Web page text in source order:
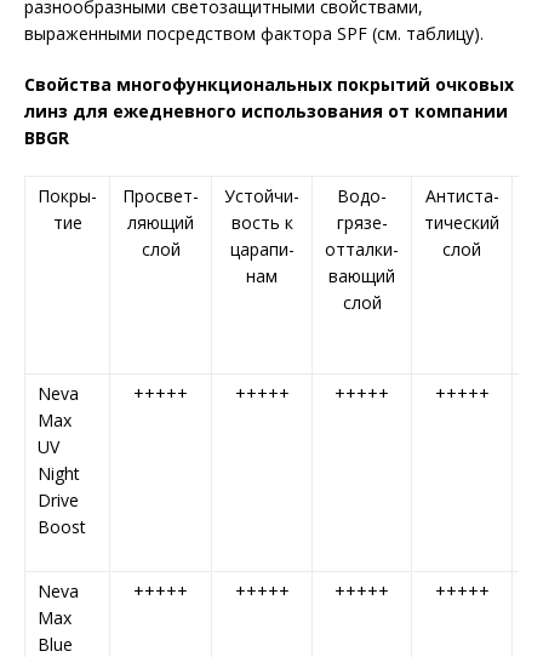
разнообразными светозащитными свойствами,
выраженными посредством фактора SPF (см. таблицу).
Свойства многофункциональных покрытий очковых
линз для ежедневного использования от компании
BBGR
Покры-
тие
Просвет-
ляющий
слой
Устойчи-
вость к
царапи-
нам
Водо-
грязе-
отталки-
вающий
слой
Антиста-
тический
слой
Neva
Max
UV
Night
Drive
Boost
+++++ +++++ +++++ +++++
Neva
Max
Blue
+++++ +++++ +++++ +++++